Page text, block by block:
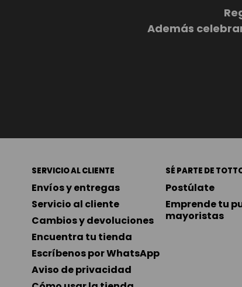
Además
SERVICIO AL CLIENTE
Envíos y entregas
Servicio al cliente
Cambios y devoluciones
Encuentra tu tienda
Escríbenos por WhatsApp
Aviso de privacidad
SÉ PARTE DE
Postúlate
Emprende tu
mayoristas